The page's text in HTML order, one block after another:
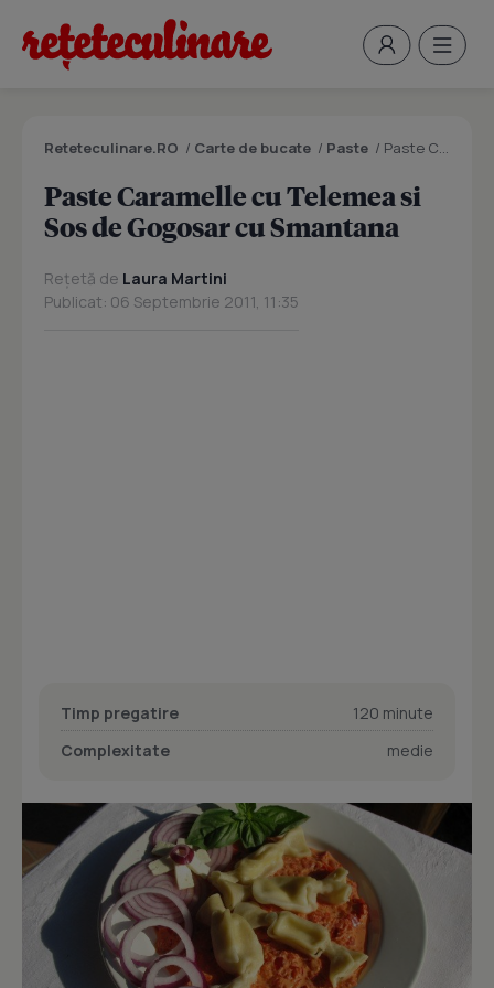
Reteteculinare.RO / Carte de bucate / Paste / Paste Caramelle cu Telemea si Sos de Gogosar cu Smantana
Paste Caramelle cu Telemea si
Sos de Gogosar cu Smantana
Rețetă de Laura Martini
Publicat: 06 Septembrie 2011, 11:35
Timp pregatire
120 minute
Complexitate
medie